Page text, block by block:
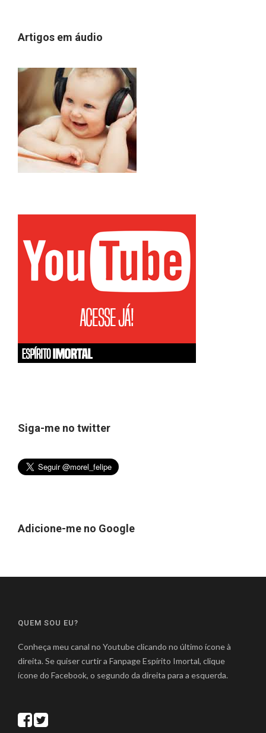
Artigos em áudio
Siga-me no twitter
Adicione-me no Google
QUEM SOU EU?
Conheça meu canal no Youtube clicando no último ícone à
direita. Se quiser curtir a Fanpage Espírito Imortal, clique
ícone do Facebook, o segundo da direita para a esquerda.